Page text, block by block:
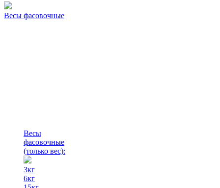
Весы фасовочные
Весы
фасовочные
(только вес):
3кг
6кг